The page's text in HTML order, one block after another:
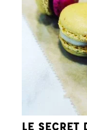
LE SECRET